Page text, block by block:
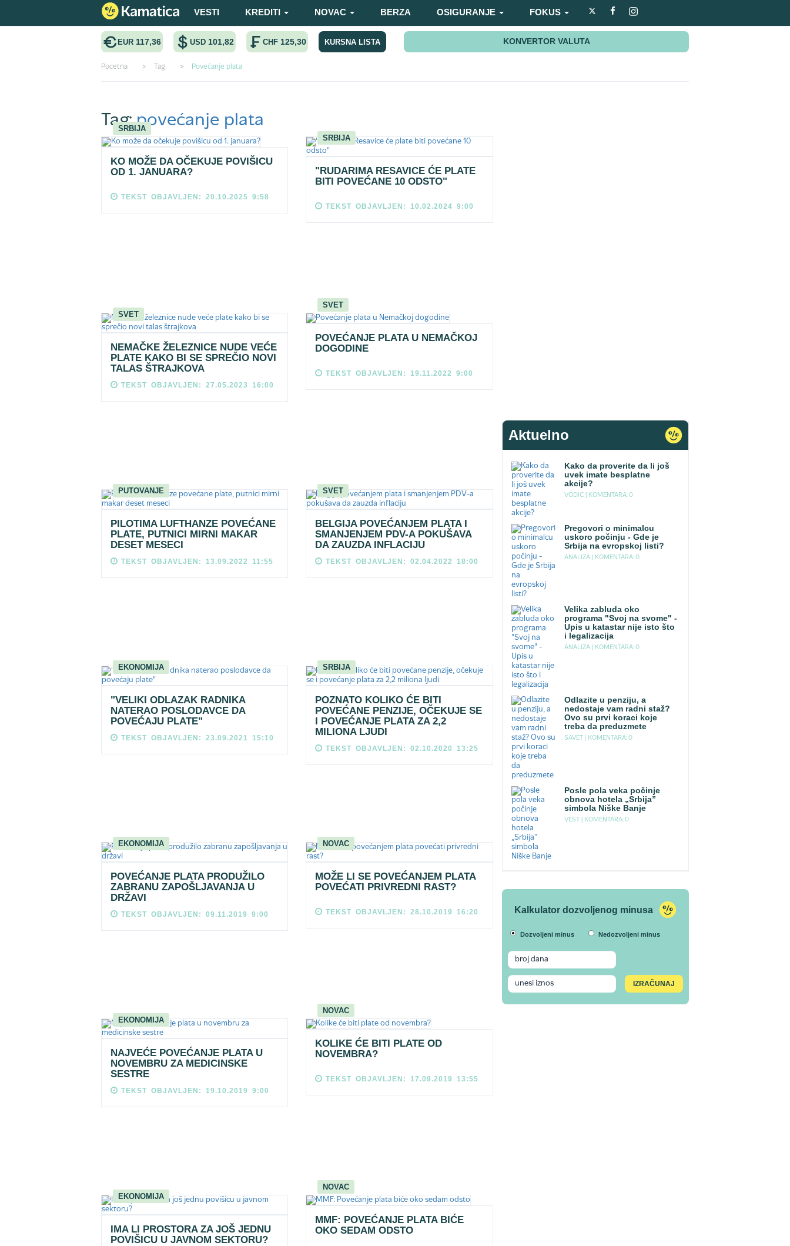
VESTI KREDITI NOVAC BERZA OSIGURANJE FOKUS
EUR 117,36 USD 101,82 CHF 125,30 KURSNA LISTA KONVERTOR VALUTA
Pocetna > Tag > Povećanje plata
Tag:povećanje plata
SRBIJA
KO MOŽE DA OČEKUJE POVIŠICU
OD 1. JANUARA?
TEKST OBJAVLJEN: 20.10.2025 9:58
SRBIJA
"RUDARIMA RESAVICE ĆE PLATE
BITI POVEĆANE 10 ODSTO"
TEKST OBJAVLJEN: 10.02.2024 9:00
SVET
NEMAČKE ŽELEZNICE NUDE VEĆE
PLATE KAKO BI SE SPREČIO NOVI
TALAS ŠTRAJKOVA
TEKST OBJAVLJEN: 27.05.2023 16:00
SVET
POVEĆANJE PLATA U NEMAČKOJ
DOGODINE
TEKST OBJAVLJEN: 19.11.2022 9:00
PUTOVANJE
PILOTIMA LUFTHANZE POVEĆANE
PLATE, PUTNICI MIRNI MAKAR
DESET MESECI
TEKST OBJAVLJEN: 13.09.2022 11:55
SVET
BELGIJA POVEĆANJEM PLATA I
SMANJENJEM PDV-A POKUŠAVA
DA ZAUZDA INFLACIJU
TEKST OBJAVLJEN: 02.04.2022 18:00
EKONOMIJA
"VELIKI ODLAZAK RADNIKA
NATERAO POSLODAVCE DA
POVEĆAJU PLATE"
TEKST OBJAVLJEN: 23.09.2021 15:10
SRBIJA
POZNATO KOLIKO ĆE BITI
POVEĆANE PENZIJE, OČEKUJE SE
I POVEĆANJE PLATA ZA 2,2
MILIONA LJUDI
TEKST OBJAVLJEN: 02.10.2020 13:25
EKONOMIJA
POVEĆANJE PLATA PRODUŽILO
ZABRANU ZAPOŠLJAVANJA U
DRŽAVI
TEKST OBJAVLJEN: 09.11.2019 9:00
NOVAC
MOŽE LI SE POVEĆANJEM PLATA
POVEĆATI PRIVREDNI RAST?
TEKST OBJAVLJEN: 28.10.2019 16:20
EKONOMIJA
NAJVEĆE POVEĆANJE PLATA U
NOVEMBRU ZA MEDICINSKE
SESTRE
TEKST OBJAVLJEN: 19.10.2019 9:00
NOVAC
KOLIKE ĆE BITI PLATE OD
NOVEMBRA?
TEKST OBJAVLJEN: 17.09.2019 13:55
EKONOMIJA
IMA LI PROSTORA ZA JOŠ JEDNU
POVIŠICU U JAVNOM SEKTORU?
NOVAC
MMF: POVEĆANJE PLATA BIĆE
OKO SEDAM ODSTO
Aktuelno
Kako da proverite da li još
uvek imate besplatne
akcije?
VODIC | KOMENTARA: 0
Pregovori o minimalcu
uskoro počinju - Gde je
Srbija na evropskoj listi?
ANALIZA | KOMENTARA: 0
Velika zabluda oko
programa "Svoj na svome" -
Upis u katastar nije isto što
i legalizacija
ANALIZA | KOMENTARA: 0
Odlazite u penziju, a
nedostaje vam radni staž?
Ovo su prvi koraci koje
treba da preduzmete
SAVET | KOMENTARA: 0
Posle pola veka počinje
obnova hotela „Srbija”
simbola Niške Banje
VEST | KOMENTARA: 0
Kalkulator dozvoljenog minusa
Dozvoljeni minus Nedozvoljeni minus